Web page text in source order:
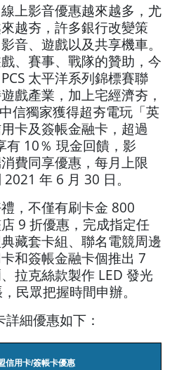
上影音優惠越來越多，尤
越夯，許多銀行改變策
音、遊戲以及共享機車。
、賽事、戰隊的贊助，今
太平洋系列錦標賽聯
戲產業，加上宅經濟夯，
信獨家獲得超夯電玩「英
卡及簽帳金融卡，超過
有 10％ 現金回饋，影
費同享優惠，每月上限
年 6 月 30 日。
，不僅有刷卡金 800
9 折優惠，完成指定任
藏套卡組、聯名電競周邊
和簽帳金融卡個推出 7
拉克絲款製作 LED 發光
民眾把握時間申辦。
細優惠如下：
信用卡/簽帳卡優惠